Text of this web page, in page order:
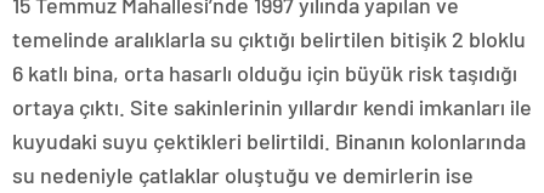
temelinde aralıklarla su çıktığı belirtilen bitişik 2 bloklu
6 katlı bina, orta hasarlı olduğu için büyük risk taşıdığı
ortaya çıktı. Site sakinlerinin yıllardır kendi imkanları ile
kuyudaki suyu çektikleri belirtildi. Binanın kolonlarında
su nedeniyle çatlaklar oluştuğu ve demirlerin ise